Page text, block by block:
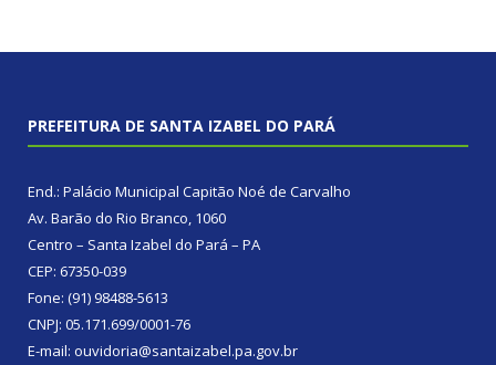
PREFEITURA DE SANTA IZABEL DO PARÁ
End.: Palácio Municipal Capitão Noé de Carvalho
Av. Barão do Rio Branco, 1060
Centro – Santa Izabel do Pará – PA
CEP: 67350-039
Fone: (91) 98488-5613
CNPJ: 05.171.699/0001-76
E-mail: ouvidoria@santaizabel.pa.gov.br